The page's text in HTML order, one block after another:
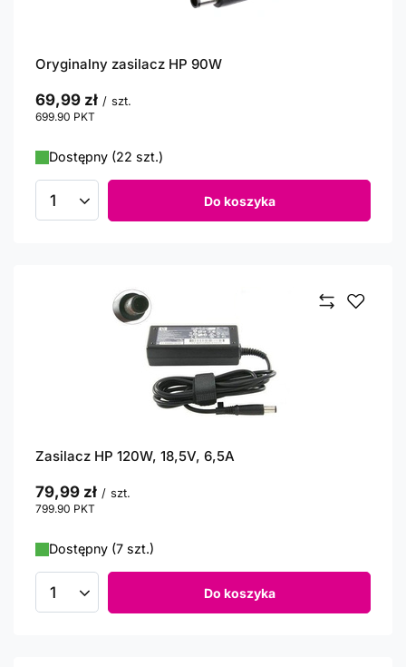
Oryginalny zasilacz HP 90W
69,99 zł / szt.
699.90 PKT
Dostępny (22 szt.)
Ilość produktów Do koszyka
Zasilacz HP 120W, 18,5V, 6,5A
79,99 zł / szt.
799.90 PKT
Dostępny (7 szt.)
Ilość produktów Do koszyka